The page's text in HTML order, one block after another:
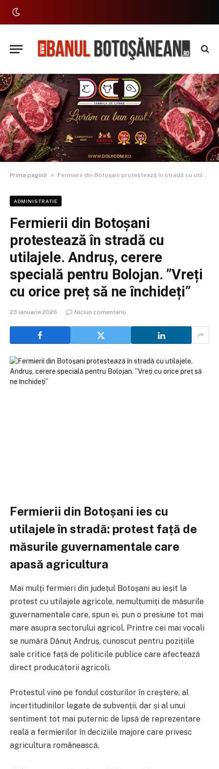
Prima pagină » Fermierii din Botoșani protestează în stradă cu utilajele. Andruș, cerere specială pentru Bolojan. ”Vreți cu orice preț să ne închideți”
ADMINISTRATIE
Fermierii din Botoșani
protestează în stradă cu
utilajele. Andruș, cerere
specială pentru Bolojan. ”Vreți
cu orice preț să ne închideți”
23 ianuarie 2026 Niciun comentariu
Fermierii din Botoșani ies cu
utilajele în stradă: protest față de
măsurile guvernamentale care
apasă agricultura
Mai mulți fermieri din județul Botoșani au ieșit la
protest cu utilajele agricole, nemulțumiți de măsurile
guvernamentale care, spun ei, pun o presiune tot mai
mare asupra sectorului agricol. Printre cei mai vocali
se numără Dănuț Andruș, cunoscut pentru pozițiile
sale critice față de politicile publice care afectează
direct producătorii agricoli.
Protestul vine pe fondul costurilor în creștere, al
incertitudinilor legate de subvenții, dar și al unui
sentiment tot mai puternic de lipsă de reprezentare
reală a fermierilor în deciziile majore care privesc
agricultura românească.